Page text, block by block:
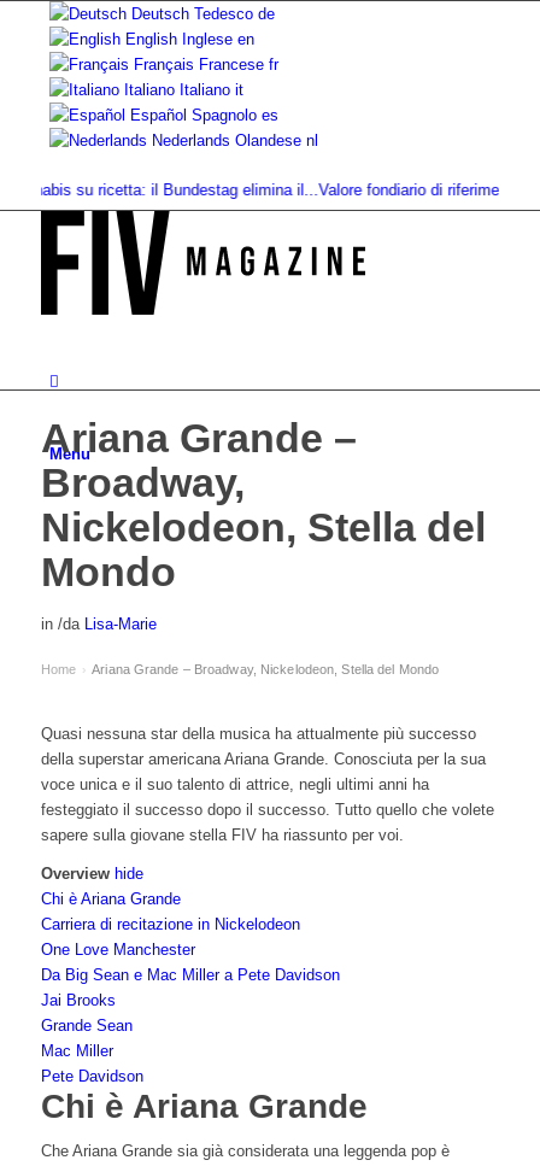
Deutsch Tedesco de
English Inglese en
Français Francese fr
Italiano Italiano it
Español Spagnolo es
Nederlands Olandese nl
su ricetta: il Bundestag elimina il...Valore fondiario di riferimento vs.
Menu
Ariana Grande –
Broadway,
Nickelodeon, Stella del
Mondo
in /da Lisa-Marie
Home › Ariana Grande – Broadway, Nickelodeon, Stella del Mondo
Quasi nessuna star della musica ha attualmente più successo
della superstar americana Ariana Grande. Conosciuta per la sua
voce unica e il suo talento di attrice, negli ultimi anni ha
festeggiato il successo dopo il successo. Tutto quello che volete
sapere sulla giovane stella FIV ha riassunto per voi.
Overview hide
Chi è Ariana Grande
Carriera di recitazione in Nickelodeon
One Love Manchester
Da Big Sean e Mac Miller a Pete Davidson
Jai Brooks
Grande Sean
Mac Miller
Pete Davidson
Chi è Ariana Grande
Che Ariana Grande sia già considerata una leggenda pop è